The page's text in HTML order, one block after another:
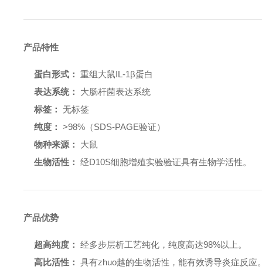
产品特性
蛋白形式： 重组大鼠IL-1β蛋白
表达系统：
大肠杆菌表达系统
标签： 无标签
纯度： >98%（SDS-PAGE验证）
物种来源：
大鼠
生物活性： 经D10S细胞增殖实验验证具有生物学活性。
产品优势
超高纯度： 经多步层析工艺纯化，纯度高达98%以上。
高比活性： 具有zhuo越的生物活性，能有效诱导炎症反应。